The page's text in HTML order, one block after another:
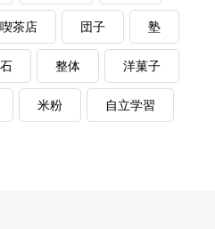
喫茶店 団子 塾
整体 洋菓子
米粉 自立学習